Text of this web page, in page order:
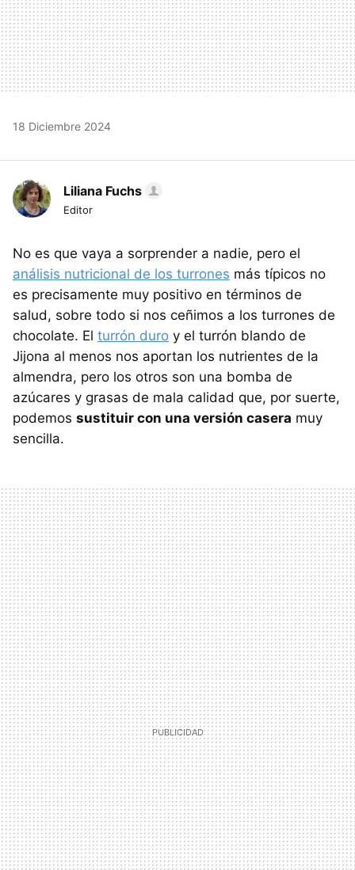
18 Diciembre 2024
Liliana Fuchs
Editor
No es que vaya a sorprender a nadie, pero el
análisis nutricional de los turrones más típicos no
es precisamente muy positivo en términos de
salud, sobre todo si nos ceñimos a los turrones de
chocolate. El turrón duro y el turrón blando de
Jijona al menos nos aportan los nutrientes de la
almendra, pero los otros son una bomba de
azúcares y grasas de mala calidad que, por suerte,
podemos sustituir con una versión casera muy
sencilla.